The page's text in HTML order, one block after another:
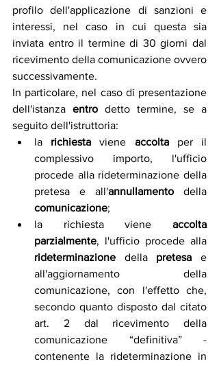
profilo dell'applicazione di sanzioni e
interessi, nel caso in cui questa sia
inviata entro il termine di 30 giorni dal
ricevimento della comunicazione ovvero
successivamente.
In particolare, nel caso di presentazione
dell'istanza entro detto termine, se a
seguito dell'istruttoria:
la richiesta viene accolta per il
complessivo importo, l'ufficio
procede alla rideterminazione della
pretesa e all'annullamento
comunicazione;
la richiesta viene accolta
parzialmente
rideterminazione della pretesa e
all'aggiornamento della
comunicazione, con l'effetto che,
secondo quanto disposto dal citato
art. 2 dal ricevimento della
comunicazione “definitiva” -
contenente la rideterminazione in